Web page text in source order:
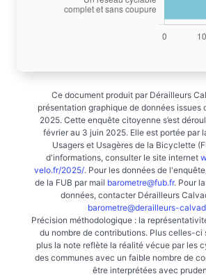
Ce document produit par Dérailleurs
présentation graphique de données issues
2025. Cette enquête citoyenne s’est
février au 3 juin 2025. Elle est portée par
Usagers et Usagères de la Bicyclette
d'informations, consulter le site internet
velo.fr/2025/. Pour les données de
de la FUB par mail barometre@fub.fr. Pour
données, contacter Dérailleurs
barometre@derailleurs-
Précision méthodologique : la
du nombre de contributions. Plus celles-ci
plus la note reflète la réalité vécue par les
des communes avec un faible nombre de
être interprétées avec